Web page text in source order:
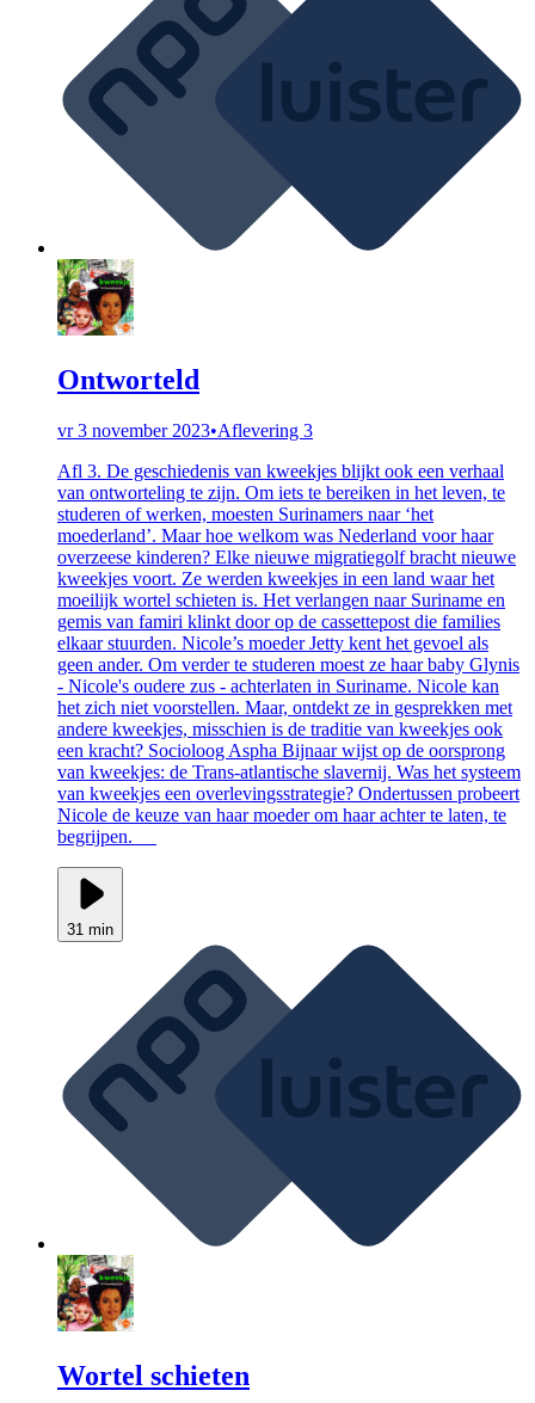
Ontworteld
vr 3 november 2023•Aflevering 3
Afl 3. De geschiedenis van kweekjes blijkt ook een verhaal
van ontworteling te zijn. Om iets te bereiken in het leven, te
studeren of werken, moesten Surinamers naar ‘het
moederland’. Maar hoe welkom was Nederland voor haar
overzeese kinderen? Elke nieuwe migratiegolf bracht nieuwe
kweekjes voort. Ze werden kweekjes in een land waar het
moeilijk wortel schieten is. Het verlangen naar Suriname en
gemis van famiri klinkt door op de cassettepost die families
elkaar stuurden. Nicole’s moeder Jetty kent het gevoel als
geen ander. Om verder te studeren moest ze haar baby Glynis
- Nicole's oudere zus - achterlaten in Suriname. Nicole kan
het zich niet voorstellen. Maar, ontdekt ze in gesprekken met
andere kweekjes, misschien is de traditie van kweekjes ook
een kracht? Socioloog Aspha Bijnaar wijst op de oorsprong
van kweekjes: de Trans-atlantische slavernij. Was het systeem
van kweekjes een overlevingsstrategie? Ondertussen probeert
Nicole de keuze van haar moeder om haar achter te laten, te
begrijpen.
31 min
Wortel schieten